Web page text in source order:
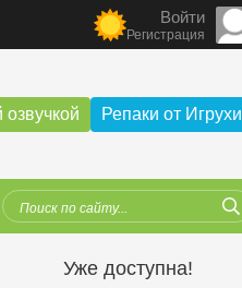
Войти
Регистрация
озвучкой Репаки от Игрухи
Уже доступна!